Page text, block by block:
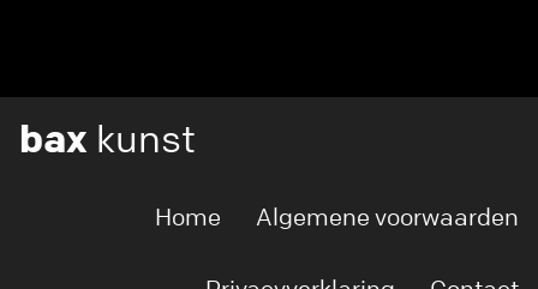
bax kunst
Home Algemene voorwaarden